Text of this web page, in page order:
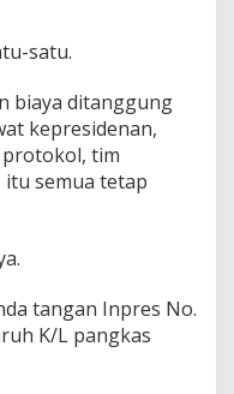
satu.
biaya ditanggung
kepresidenan,
tim
itu semua tetap
tangan Inpres No.
K/L pangkas